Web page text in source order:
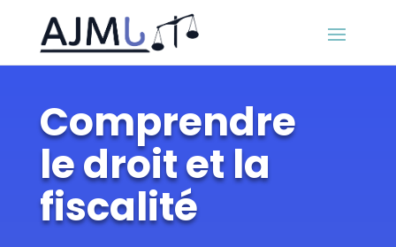
Comprendre
le droit et la
fiscalité